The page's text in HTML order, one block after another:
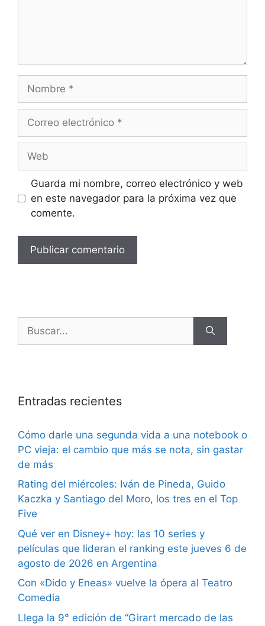
Guarda mi nombre, correo electrónico y web
en este navegador para la próxima vez que
comente.
Entradas recientes
Cómo darle una segunda vida a una notebook o
PC vieja: el cambio que más se nota, sin gastar
de más
Rating del miércoles: Iván de Pineda, Guido
Kaczka y Santiago del Moro, los tres en el Top
Five
Qué ver en Disney+ hoy: las 10 series y
películas que lideran el ranking este jueves 6 de
agosto de 2026 en Argentina
Con «Dido y Eneas» vuelve la ópera al Teatro
Comedia
Llega la 9° edición de “Girart mercado de las